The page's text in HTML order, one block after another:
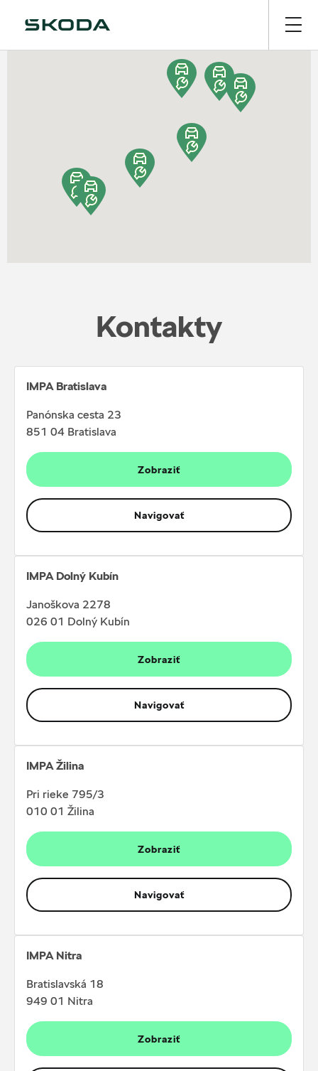
Kontakty
IMPA Bratislava
Panónska cesta 23
851 04 Bratislava
Zobraziť
Navigovať
IMPA Dolný Kubín
Janoškova 2278
026 01 Dolný Kubín
Zobraziť
Navigovať
IMPA Žilina
Pri rieke 795/3
010 01 Žilina
Zobraziť
Navigovať
IMPA Nitra
Bratislavská 18
949 01 Nitra
Zobraziť